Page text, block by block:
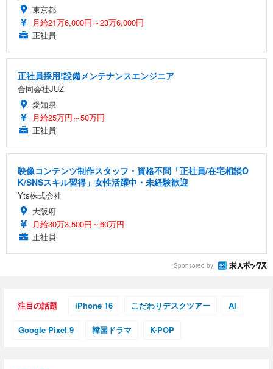
東京都
月給21万6,000円～23万6,000円
正社員
正社員採用!設備メンテナンスエンジニア
合同会社JUZ
愛知県
月給25万円～50万円
正社員
映像コンテンツ制作スタッフ・資格不問「正社員/在宅相談O
K/SNSスキル習得」女性活躍中・未経験歓迎
Yts株式会社
大阪府
月給30万3,500円～60万円
正社員
Sponsored by
注目の話題 iPhone 16 こだわりデスクツアー AI
Google Pixel 9 韓国ドラマ K-POP